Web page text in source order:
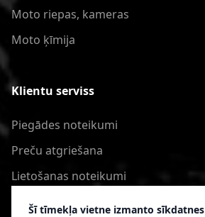
Šī tīmekļa vietne izmanto sīkdatnes
Moto riepas, kameras
Moto ķīmija
Klientu serviss
Piegādes noteikumi
Preču atgriešana
Lietošanas noteikumi
Privātuma politika